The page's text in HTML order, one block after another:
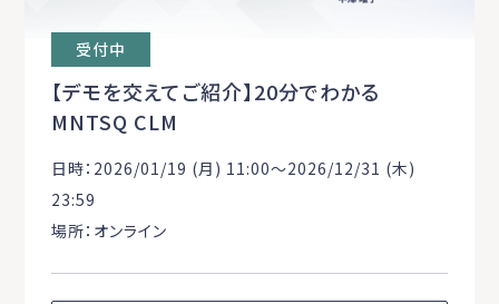
受付中
【デモを交えてご紹介】20分でわかる
MNTSQ CLM
日時：2026/01/19 (月) 11:00〜2026/12/31 (木)
23:59
場所：オンライン